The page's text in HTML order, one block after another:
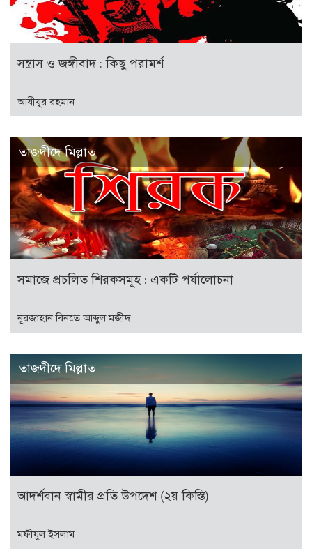
সন্ত্রাস ও জঙ্গীবাদ : কিছু পরামর্শ
আযীযুর রহমান
তাজদীদে মিল্লাত
সমাজে প্রচলিত শিরকসমূহ : একটি পর্যালোচনা
নূরজাহান বিনতে আব্দুল মজীদ
তাজদীদে মিল্লাত
আদর্শবান স্বামীর প্রতি উপদেশ (২য় কিস্তি)
মফীযুল ইসলাম